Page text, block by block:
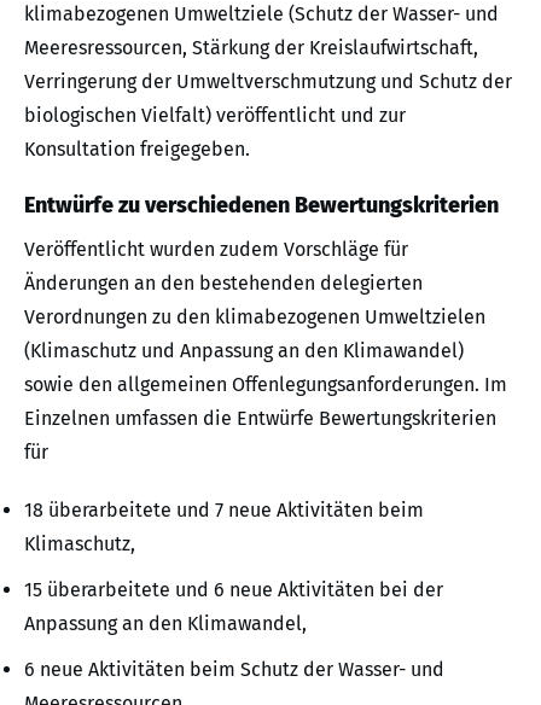
klimabezogenen Umweltziele (Schutz der Wasser- und
Meeresressourcen, Stärkung der Kreislaufwirtschaft,
Verringerung der Umweltverschmutzung und Schutz der
biologischen Vielfalt) veröffentlicht und zur
Konsultation freigegeben.
Entwürfe zu verschiedenen Bewertungskriterien
Veröffentlicht wurden zudem Vorschläge für
Änderungen an den bestehenden delegierten
Verordnungen zu den klimabezogenen Umweltzielen
(Klimaschutz und Anpassung an den Klimawandel)
sowie den allgemeinen Offenlegungsanforderungen. Im
Einzelnen umfassen die Entwürfe Bewertungskriterien
für
18 überarbeitete und 7 neue Aktivitäten beim
Klimaschutz,
15 überarbeitete und 6 neue Aktivitäten bei der
Anpassung an den Klimawandel,
6 neue Aktivitäten beim Schutz der Wasser- und